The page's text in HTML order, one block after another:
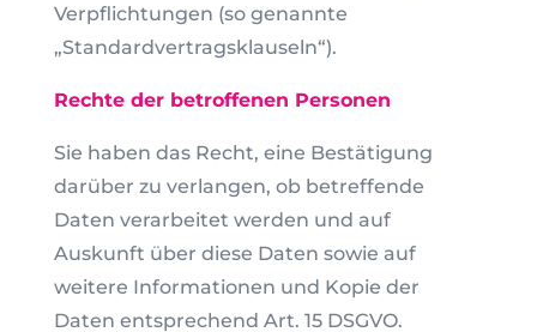
Verpflichtungen (so genannte
„Standardvertragsklauseln“).
Rechte der betroffenen Personen
Sie haben das Recht, eine Bestätigung
darüber zu verlangen, ob betreffende
Daten verarbeitet werden und auf
Auskunft über diese Daten sowie auf
weitere Informationen und Kopie der
Daten entsprechend Art. 15 DSGVO.